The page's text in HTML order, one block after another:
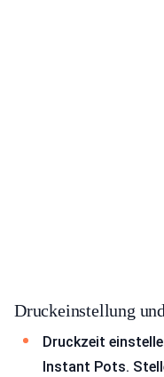
Druckeinstellung
Druckzeit
Instant Pots.